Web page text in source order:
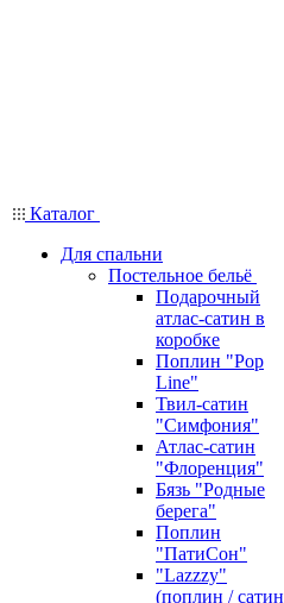
Каталог
Для спальни
Постельное бельё
Подарочный
атлас-сатин в
коробке
Поплин "Pop
Line"
Твил-сатин
"Симфония"
Атлас-сатин
"Флоренция"
Бязь "Родные
берега"
Поплин
"ПатиСон"
"Lazzzy"
(поплин / сатин